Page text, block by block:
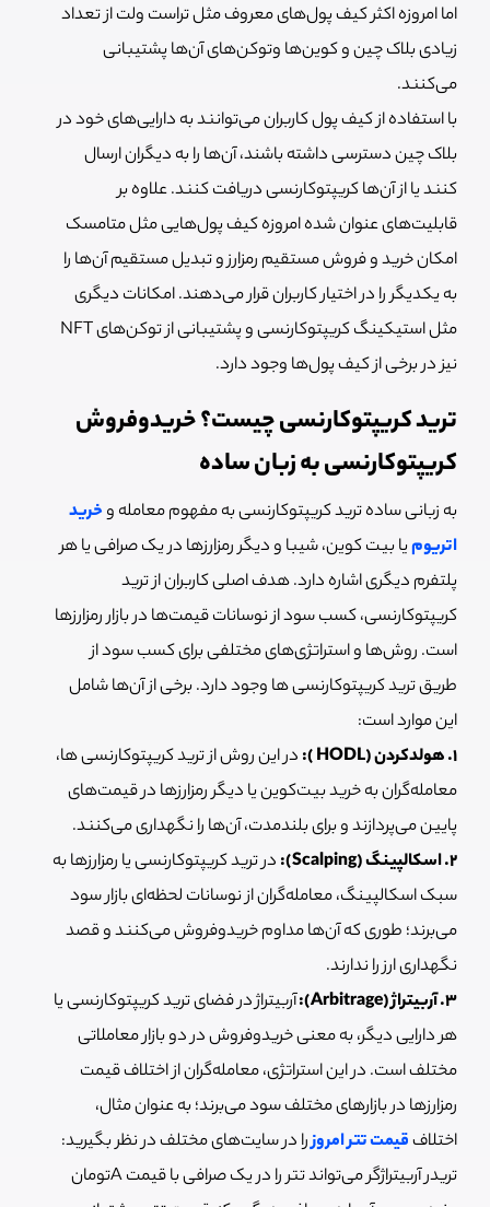
اما امروزه اکثر کیف پول‌های معروف مثل تراست ولت از تعداد
زیادی بلاک چین و کوین‌ها وتوکن‌های آن‌ها پشتیبانی
می‌کنند.
با استفاده از کیف پول کاربران می‌توانند به دارایی‌های خود در
بلاک چین دسترسی داشته باشند، آن‌ها را به دیگران ارسال
کنند یا از آن‌ها کریپتوکارنسی دریافت کنند. علاوه بر
قابلیت‌های عنوان شده امروزه کیف پول‌هایی مثل متامسک
امکان خرید و فروش مستقیم رمزارز و تبدیل مستقیم آن‌ها را
به یکدیگر را در اختیار کاربران قرار می‌دهند. امکانات دیگری
مثل استیکینگ کریپتوکارنسی و پشتیبانی از توکن‌های NFT
نیز در برخی از کیف پول‌ها وجود دارد.
ترید کریپتوکارنسی چیست؟ خریدوفروش
کریپتوکارنسی به زبان ساده
به زبانی ساده ترید کریپتوکارنسی به مفهوم معامله وخرید
اتریومیا بیت کوین، شیبا و دیگر رمزارزها در یک صرافی یا هر
پلتفرم دیگری اشاره دارد. هدف اصلی کاربران از ترید
کریپتوکارنسی، کسب سود از نوسانات قیمت‌ها در بازار رمزارزها
است. روش‌ها و استراتژی‌های مختلفی برای کسب سود از
طریق ترید کریپتوکارنسی‌ ها وجود دارد. برخی از آن‌ها شامل
این موارد است:
۱. هولدکردن (HODL ):
در این روش از ترید کریپتوکارنسی ها،
معامله‌گران به خرید بیت‌کوین یا دیگر رمزارزها در قیمت‌های
پایین می‌پردازند و برای بلندمدت، آن‌ها را نگهداری می‌کنند.
‌۲. اسکالپینگ (Scalping):
در ترید کریپتوکارنسی یا رمزارزها به
سبک اسکالپینگ، معامله‌گران از نوسانات لحظه‌ای بازار سود
می‌برند؛ طوری که آن‌ها مداوم خریدوفروش می‌کنند و قصد
نگهداری ارز را ندارند.
۳. آربیتراژ (Arbitrage):
آربیتراژ در فضای ترید کریپتوکارنسی یا
هر دارایی دیگر، به معنی خریدوفروش در دو بازار معاملاتی
مختلف است. در این استراتژی، معامله‌گران از اختلاف قیمت
رمزارزها در بازارهای مختلف سود می‌برند؛ به عنوان مثال،
اختلافقیمت تتر امروزرا در سایت‌های مختلف در نظر بگیرید:
تریدر آربیتراژگر می‌تواند تتر را در یک صرافی با قیمت Aتومان